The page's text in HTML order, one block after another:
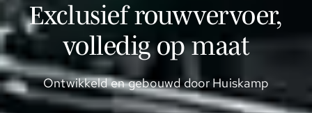
Exclusief rouwvervoer,
volledig op maat
Ontwikkeld en gebouwd door Huiskamp